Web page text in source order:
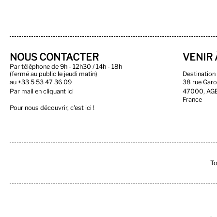
NOUS CONTACTER
Par téléphone de 9h - 12h30 / 14h - 18h
(fermé au public le jeudi matin)
au +33 5 53 47 36 09
Par mail en cliquant ici
Pour nous découvrir, c'est ici !
VENIR
38 rue
47000,
France